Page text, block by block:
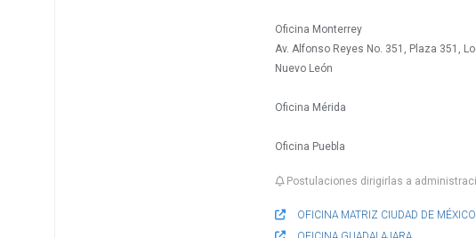
Oficina Monterrey
Av. Alfonso Reyes No. 351, Plaza 351,
Nuevo León
Oficina Mérida
Oficina Puebla
Postulaciones dirigirlas a
OFICINA MATRIZ CIUDAD DE MÉXICO